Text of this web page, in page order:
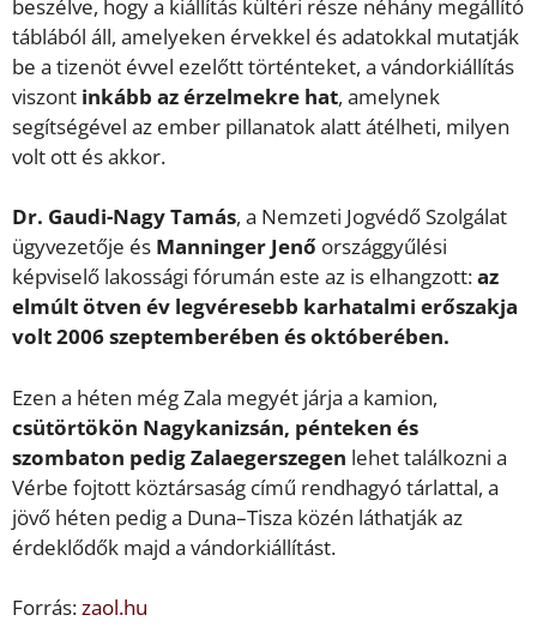
beszélve, hogy a kiállítás kültéri része néhány megállító
táblából áll, amelyeken érvekkel és adatokkal mutatják
be a tizenöt évvel ezelőtt történteket, a vándorkiállítás
viszont inkább az érzelmekre hat, amelynek
segítségével az ember pillanatok alatt átélheti, milyen
volt ott és akkor.
Dr. Gaudi-Nagy Tamás, a Nemzeti Jogvédő Szolgálat
ügyvezetője és Manninger Jenő országgyűlési
képviselő lakossági fórumán este az is elhangzott:az
elmúlt ötven év legvéresebb karhatalmi erőszakja
volt 2006 szeptemberében és októberében.
Ezen a héten még Zala megyét járja a kamion,
csütörtökön Nagykanizsán, pénteken és
szombaton pedig Zalaegerszegen lehet találkozni a
Vérbe fojtott köztársaság című rendhagyó tárlattal, a
jövő héten pedig a Duna–Tisza közén láthatják az
érdeklődők majd a vándorkiállítást.
Forrás:zaol.hu